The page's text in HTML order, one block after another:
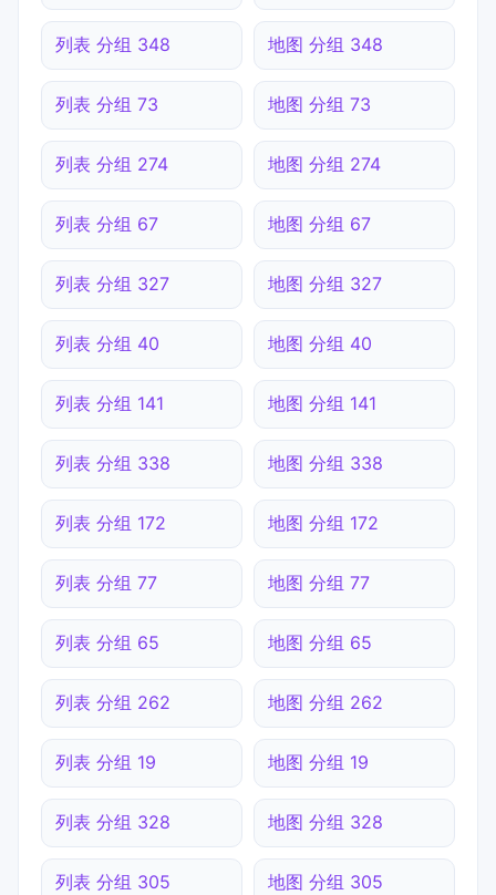
列表 分组 348 地图 分组 348
列表 分组 73 地图 分组 73
列表 分组 274 地图 分组 274
列表 分组 67 地图 分组 67
列表 分组 327 地图 分组 327
列表 分组 40 地图 分组 40
列表 分组 141 地图 分组 141
列表 分组 338 地图 分组 338
列表 分组 172 地图 分组 172
列表 分组 77 地图 分组 77
列表 分组 65 地图 分组 65
列表 分组 262 地图 分组 262
列表 分组 19 地图 分组 19
列表 分组 328 地图 分组 328
列表 分组 305 地图 分组 305